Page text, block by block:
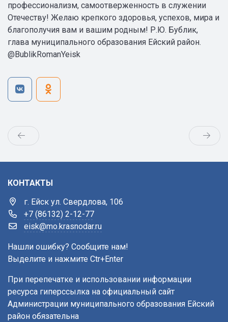
профессионализм, самоотверженность в служении
Отечеству! Желаю крепкого здоровья, успехов, мира и
благополучия вам и вашим родным! Р.Ю. Бублик,
глава муниципального образования Ейский район.
@BublikRomanYeisk
КОНТАКТЫ
г. Ейск ул. Свердлова, 106
+7 (86132) 2-12-77
eisk@mo.krasnodar.ru
Нашли ошибку? Сообщите нам!
Выделите и нажмите Ctr+Enter
При перепечатке и использовании информации
ресурса гиперссылка на официальный сайт
Администрации муниципального образования Ейский
район обязательна